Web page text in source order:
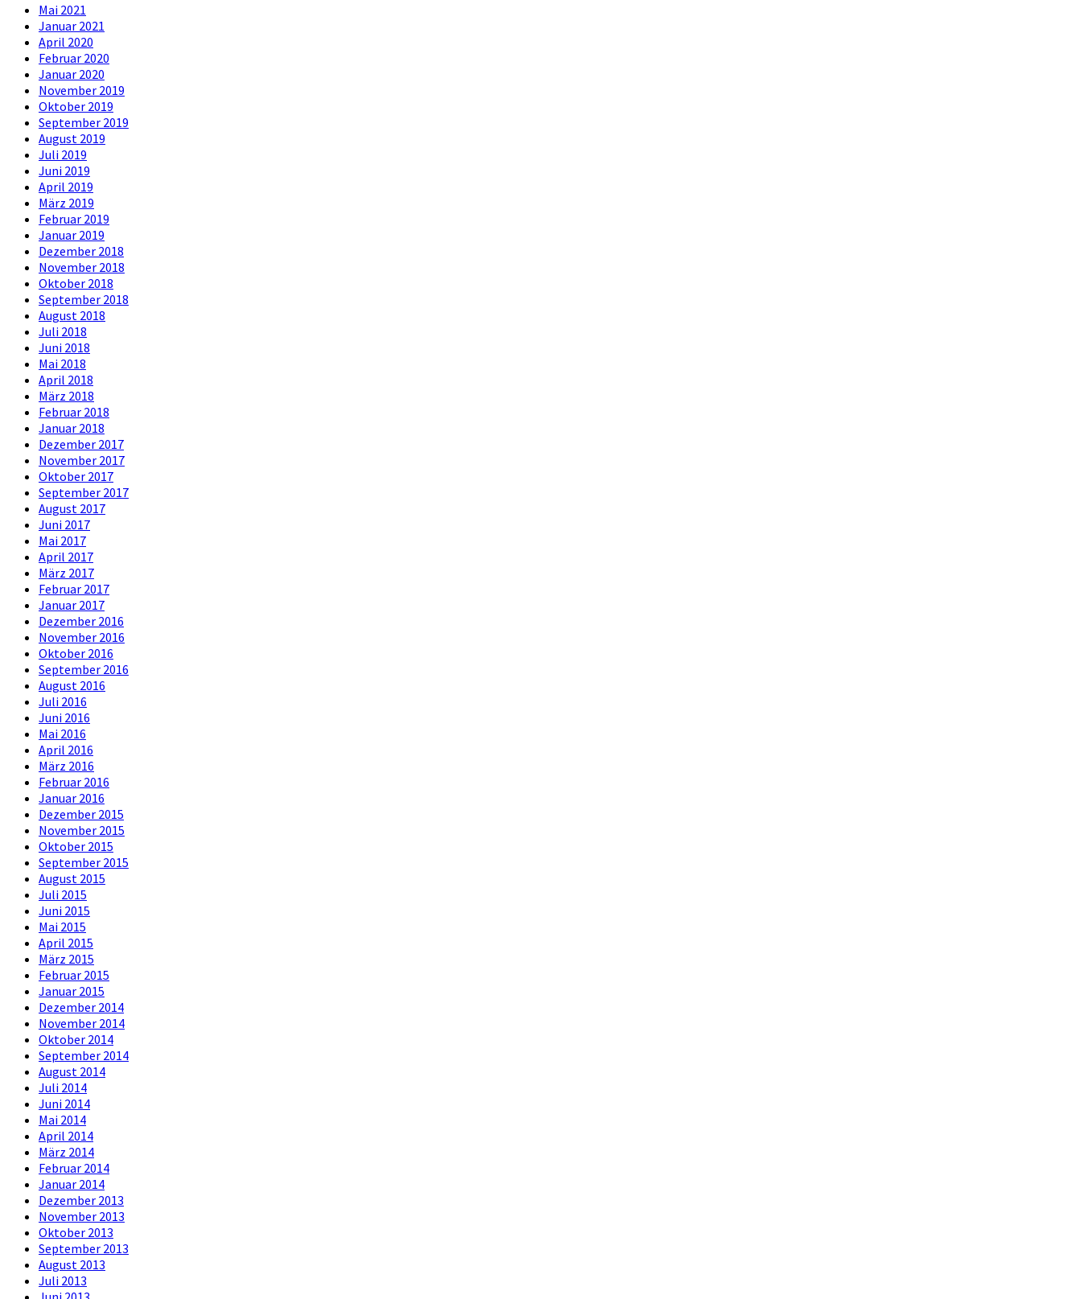
Mai 2021
Januar 2021
April 2020
Februar 2020
Januar 2020
November 2019
Oktober 2019
September 2019
August 2019
Juli 2019
Juni 2019
April 2019
März 2019
Februar 2019
Januar 2019
Dezember 2018
November 2018
Oktober 2018
September 2018
August 2018
Juli 2018
Juni 2018
Mai 2018
April 2018
März 2018
Februar 2018
Januar 2018
Dezember 2017
November 2017
Oktober 2017
September 2017
August 2017
Juni 2017
Mai 2017
April 2017
März 2017
Februar 2017
Januar 2017
Dezember 2016
November 2016
Oktober 2016
September 2016
August 2016
Juli 2016
Juni 2016
Mai 2016
April 2016
März 2016
Februar 2016
Januar 2016
Dezember 2015
November 2015
Oktober 2015
September 2015
August 2015
Juli 2015
Juni 2015
Mai 2015
April 2015
März 2015
Februar 2015
Januar 2015
Dezember 2014
November 2014
Oktober 2014
September 2014
August 2014
Juli 2014
Juni 2014
Mai 2014
April 2014
März 2014
Februar 2014
Januar 2014
Dezember 2013
November 2013
Oktober 2013
September 2013
August 2013
Juli 2013